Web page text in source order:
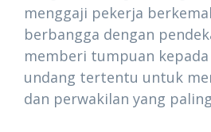
menggaji pekerja
berbangga dengan
memberi tumpuan
undang tertentu untuk
dan perwakilan yang